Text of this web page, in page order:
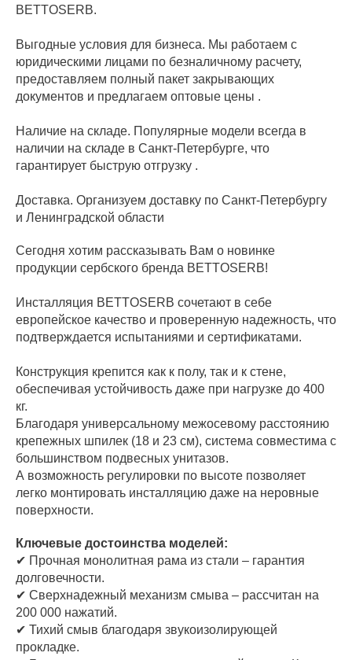
BETTOSERB.
Выгодные условия для бизнеса. Мы работаем с
юридическими лицами по безналичному расчету,
предоставляем полный пакет закрывающих
документов и предлагаем оптовые цены .
Наличие на складе. Популярные модели всегда в
наличии на складе в Санкт-Петербурге, что
гарантирует быструю отгрузку .
Доставка. Организуем доставку по Санкт-Петербургу
и Ленинградской области
Сегодня хотим рассказывать Вам о новинке
продукции сербского бренда BETTOSERB!
Инсталляция BETTOSERB сочетают в себе
европейское качество и проверенную надежность, что
подтверждается испытаниями и сертификатами.
Конструкция крепится как к полу, так и к стене,
обеспечивая устойчивость даже при нагрузке до 400
кг.
Благодаря универсальному межосевому расстоянию
крепежных шпилек (18 и 23 см), система совместима с
большинством подвесных унитазов.
А возможность регулировки по высоте позволяет
легко монтировать инсталляцию даже на неровные
поверхности.
Ключевые достоинства моделей:
✔ Прочная монолитная рама из стали – гарантия
долговечности.
✔ Сверхнадежный механизм смыва – рассчитан на
200 000 нажатий.
✔ Тихий смыв благодаря звукоизолирующей
прокладке.